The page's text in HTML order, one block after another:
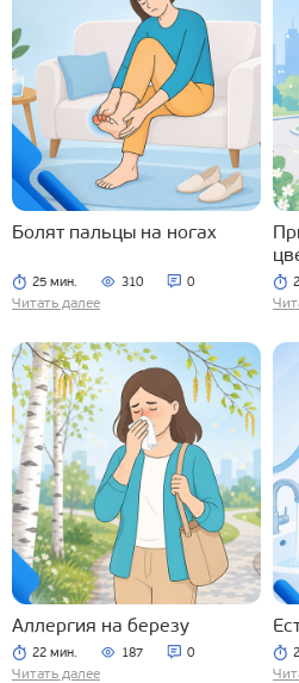
Болят пальцы на ногах
25 мин. 310 0
Читать далее
Аллергия на березу
22 мин. 187 0
Читать далее